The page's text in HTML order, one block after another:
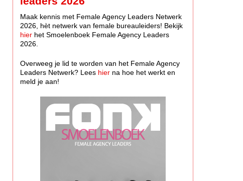
Maak kennis met Female Agency Leaders Netwerk
2026, hèt netwerk van female bureauleiders! Bekijk
hier het Smoelenboek Female Agency Leaders
2026.
Overweeg je lid te worden van het Female Agency
Leaders Netwerk? Lees hier na hoe het werkt en
meld je aan!